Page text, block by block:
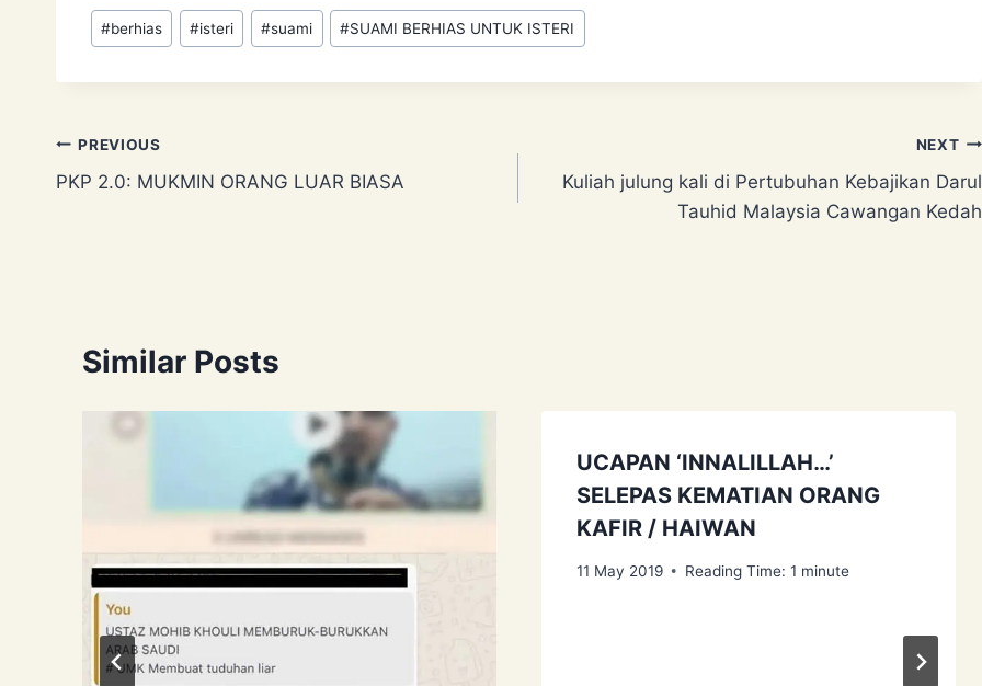
Post
Tags:
#berhias #isteri #suami #SUAMI BERHIAS UNTUK ISTERI
Post
navigation
PREVIOUS
PKP 2.0: MUKMIN ORANG LUAR BIASA
NEXT
Kuliah julung kali di Pertubuhan Kebajikan Darul
Tauhid Malaysia Cawangan Kedah
Similar Posts
UCAPAN ‘INNALILLAH…’
SELEPAS KEMATIAN ORANG
KAFIR / HAIWAN
11 May 2019 Reading Time: 1 minute